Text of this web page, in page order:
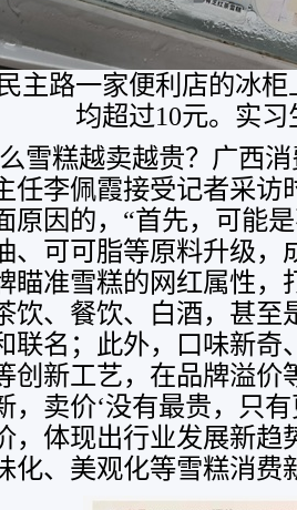
主路一家便利店的冰
均超过10元。实
雪糕越卖越贵？广西
任李佩霞接受记者采访
原因的，“首先，可能
、可可脂等原料升级，
瞄准雪糕的网红属性，
饮、餐饮、白酒，甚至
联名；此外，口味新奇
创新工艺，在品牌溢价
，卖价‘没有最贵，只
，体现出行业发展新趋
化、美观化等雪糕消费